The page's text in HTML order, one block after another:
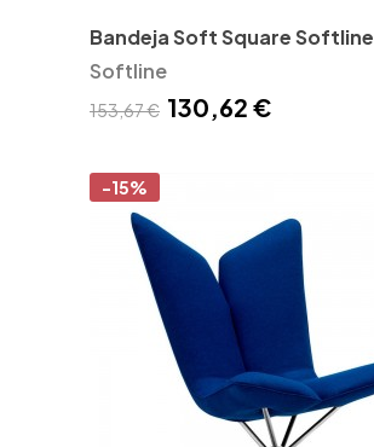
Bandeja Soft Square Softline
Softline
153,67 € 130,62 €
-15%